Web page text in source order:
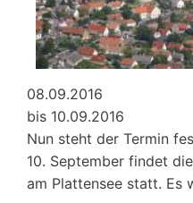
08.09.2016
bis 10.09.2016
Nun steht der Termin
10. September findet
am Plattensee statt. Es